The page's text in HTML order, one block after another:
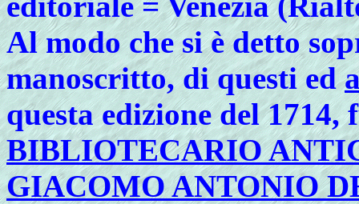
Al modo che si è detto
manoscritto, di questi ed
questa edizione del
BIBLIOTECARIO
GIACOMO ANTONIO